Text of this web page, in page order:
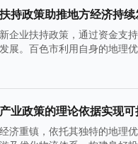
持政策助推地方经济持
企业扶持政策，通过资金支
展。百色市利用自身的地理
业政策的理论依据实现可
济重镇，依托其独特的地理